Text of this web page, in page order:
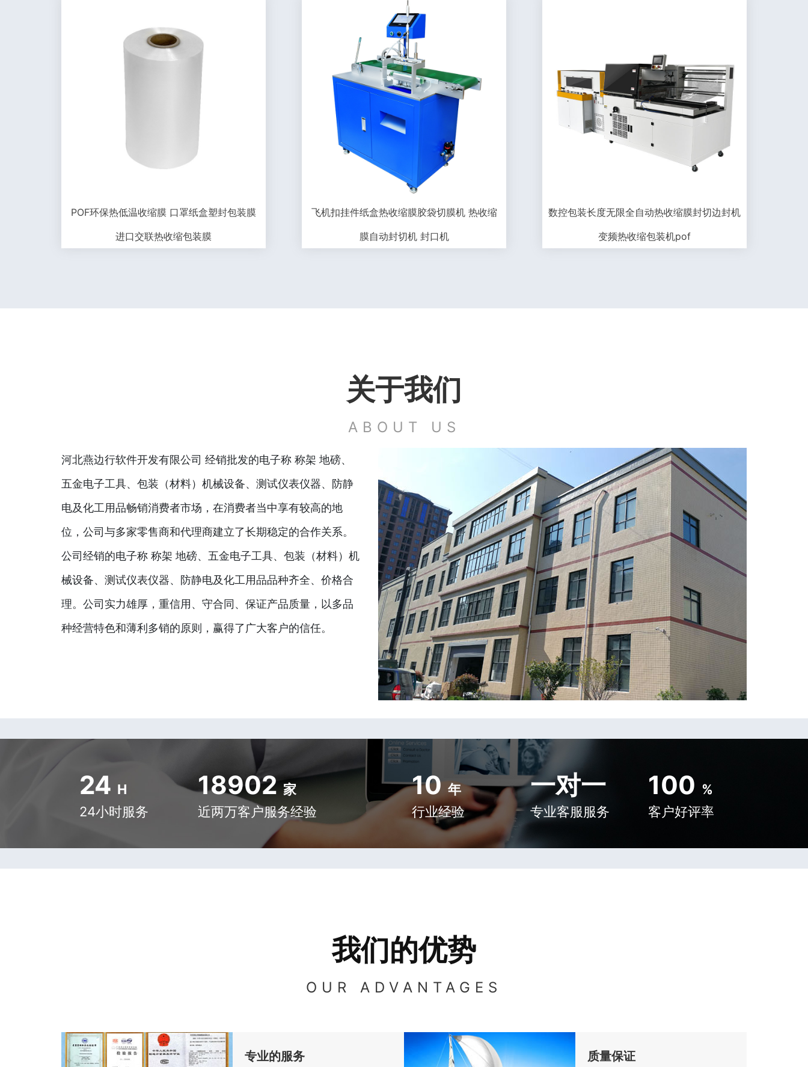
POF环保热低温收缩膜 口罩纸盒塑封包装膜
进口交联热收缩包装膜
飞机扣挂件纸盒热收缩膜胶袋切膜机 热收缩
膜自动封切机 封口机
数控包装长度无限全自动热收缩膜封切边封机
变频热收缩包装机pof
关于我们
ABOUT US
河北燕边行软件开发有限公司 经销批发的电子称 称架 地磅、
五金电子工具、包装（材料）机械设备、测试仪表仪器、防静
电及化工用品畅销消费者市场，在消费者当中享有较高的地
位，公司与多家零售商和代理商建立了长期稳定的合作关系。
公司经销的电子称 称架 地磅、五金电子工具、包装（材料）机
械设备、测试仪表仪器、防静电及化工用品品种齐全、价格合
理。公司实力雄厚，重信用、守合同、保证产品质量，以多品
种经营特色和薄利多销的原则，赢得了广大客户的信任。
24 H
24小时服务
18902 家
近两万客户服务经验
10 年
行业经验
一对一
专业客服服务
100 %
客户好评率
我们的优势
OUR ADVANTAGES
专业的服务 质量保证